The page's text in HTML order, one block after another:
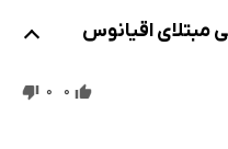
مبتلای اقیانوس
0
0